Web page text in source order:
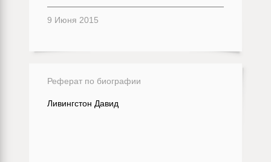
9 Июня 2015
Реферат по биографии
Ливингстон Давид